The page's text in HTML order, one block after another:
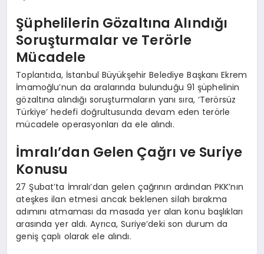
Şüphelilerin Gözaltına Alındığı
Soruşturmalar ve Terörle
Mücadele
Toplantıda, İstanbul Büyükşehir Belediye Başkanı Ekrem
İmamoğlu’nun da aralarında bulunduğu 91 şüphelinin
gözaltına alındığı soruşturmaların yanı sıra, ‘Terörsüz
Türkiye’ hedefi doğrultusunda devam eden terörle
mücadele operasyonları da ele alındı.
İmralı’dan Gelen Çağrı ve Suriye
Konusu
27 Şubat’ta İmralı’dan gelen çağrının ardından PKK’nın
ateşkes ilan etmesi ancak beklenen silah bırakma
adımını atmaması da masada yer alan konu başlıkları
arasında yer aldı. Ayrıca, Suriye’deki son durum da
geniş çaplı olarak ele alındı.